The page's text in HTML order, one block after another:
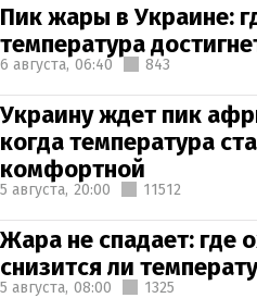
Пик жары в Украине:
температура
6 августа, 06:40 843
Украину ждет пик
когда температура
комфортной
5 августа, 20:00 11512
Жара не спадает: где
снизится ли
5 августа, 08:00 1325